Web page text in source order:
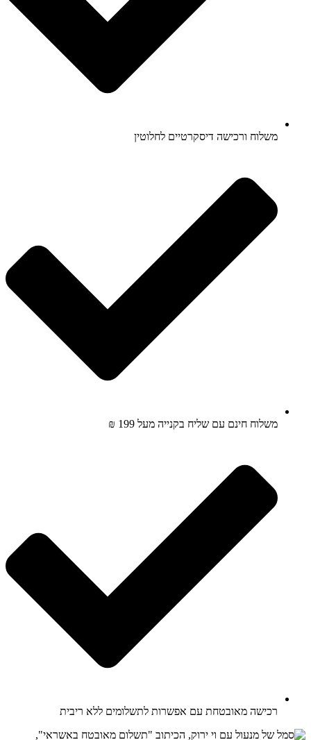
משלוח ורכישה דיסקרטיים לחלוטין
משלוח חינם עם שליח בקנייה מעל 199 ₪
רכישה מאובטחת עם אפשרות לתשלומים ללא ריבית